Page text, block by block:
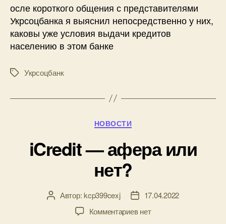
осле короткого общения с представителями
Укрсоцбанка я выяснил непосредственно у них,
каковы уже условия выдачи кредитов
населению в этом банке
МеткиУкрсоцбанк
Рубрики
НОВОСТИ
iCredit — афера или
нет?
АвторАвтор: kcp399cexj
Дата17.04.2022
Комментариевк
нет